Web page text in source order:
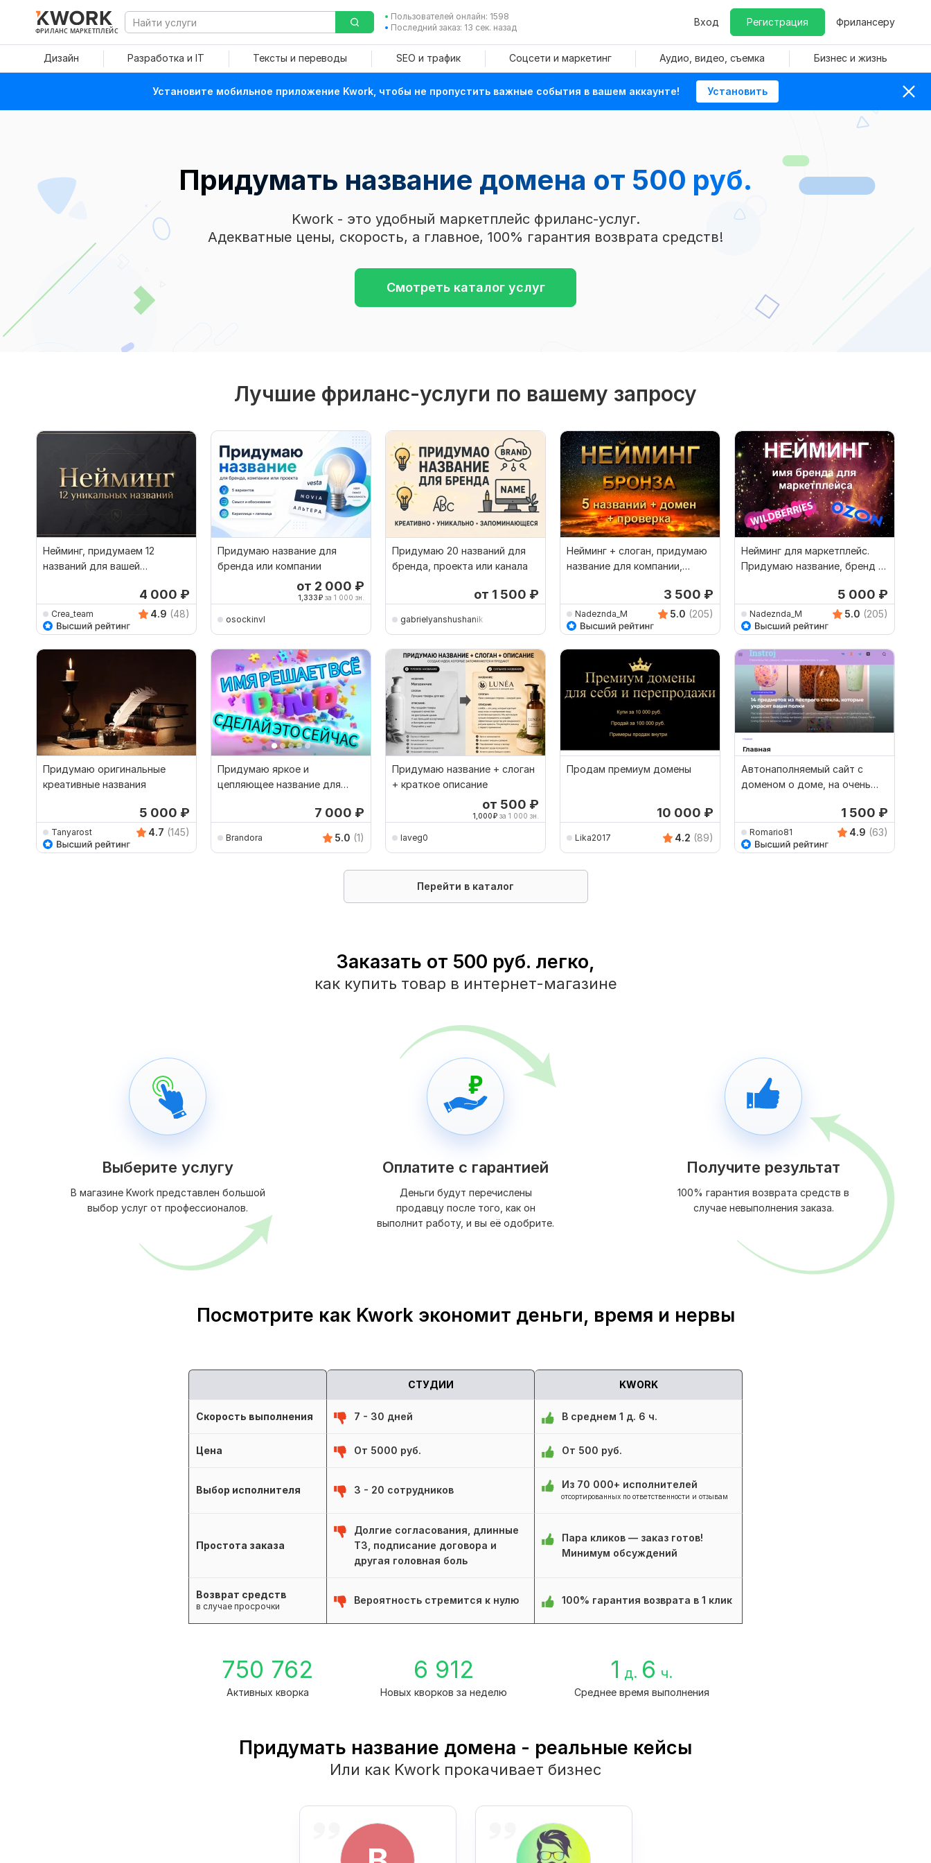
ФРИЛАНС МАРКЕТПЛЕЙС
Пользователей онлайн: 1598
Последний заказ: 13 сек. назад
Вход Регистрация Фрилансеру
Дизайн Разработка и IT Тексты и переводы SEO и трафик Соцсети и маркетинг Аудио, видео, съемка Бизнес и жизнь
Установите мобильное приложение Kwork, чтобы не пропустить важные события в вашем аккаунте! Установить
Придумать название домена от 500 руб.
Kwork - это удобный маркетплейс фриланс-услуг.
Адекватные цены, скорость, а главное, 100% гарантия возврата средств!
Смотреть каталог услуг
Лучшие фриланс-услуги по вашему запросу
Нейминг, придумаем 12
названий для вашей
4 000 ₽
Crea_team 4.9 (48)
Придумаю название для
бренда или компании
от 2 000 ₽
1,333₽ за 1 000 зн.
osockinvl
Придумаю 20 названий для
бренда, проекта или канала
от 1 500 ₽
gabrielyanshushanik
Нейминг + слоган, придумаю
название для компании,
3 500 ₽
Nadeznda_M 5.0 (205)
Нейминг для маркетплейс.
Придумаю название, бренд +
5 000 ₽
Nadeznda_M 5.0 (205)
Придумаю оригинальные
креативные названия
5 000 ₽
Tanyarost 4.7 (145)
Придумаю яркое и
цепляющее название для
7 000 ₽
Brandora 5.0 (1)
Придумаю название + слоган
+ краткое описание
от 500 ₽
1,000₽ за 1 000 зн.
laveg0
Продам премиум домены
10 000 ₽
Lika2017 4.2 (89)
Автонаполняемый сайт с
доменом o доме, на очень
1 500 ₽
Romario81 4.9 (63)
Перейти в каталог
Заказать от 500 руб. легко,
как купить товар в интернет-магазине
Выберите услугу
В магазине Kwork представлен большой
выбор услуг от профессионалов.
Оплатите с гарантией
Деньги будут перечислены
продавцу после того, как он
выполнит работу, и вы её одобрите.
Получите результат
100% гарантия возврата средств в
случае невыполнения заказа.
Посмотрите как Kwork экономит деньги, время и нервы
СТУДИИ KWORK
Скорость выполнения 7 - 30 дней В среднем 1 д. 6 ч.
Цена От 5000 руб. От 500 руб.
Выбор исполнителя 3 - 20 сотрудников Из 70 000+ исполнителей
отсортированных по ответственности и отзывам
Простота заказа
Долгие согласования, длинные
ТЗ, подписание договора и
другая головная боль
Пара кликов — заказ готов!
Минимум обсуждений
Возврат средств
в случае просрочки
Вероятность стремится к нулю 100% гарантия возврата в 1 клик
750 762
Активных кворка
6 912
Новых кворков за неделю
1 д. 6 ч.
Среднее время выполнения
Придумать название домена - реальные кейсы
Или как Kwork прокачивает бизнес